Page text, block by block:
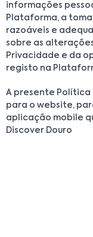
informações
Plataforma, a
razoáveis e
sobre as
Privacidade e da
registo na
A presente
para o website,
aplicação mobile
Discover Douro